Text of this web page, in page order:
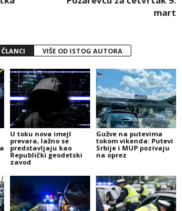
mart
VIŠE OD ISTOG AUTORA
U toku nova imejl
prevara, lažno se
predstavljaju kao
Republički geodetski
zavod
Gužve na putevima
tokom vikenda: Putevi
Srbije i MUP pozivaju
na oprez